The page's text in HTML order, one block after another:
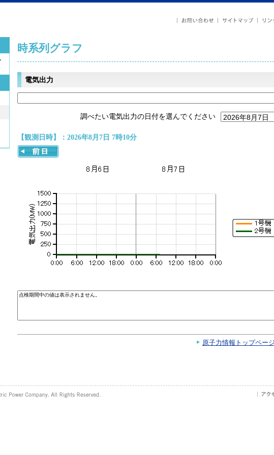
時系列グラフ
電気出力
調べたい電気出力の日付を選んでください
【観測日時】：2026年8月7日 7時10分
原子力情報トップペー